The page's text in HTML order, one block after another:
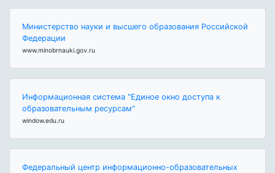
Министерство науки и высшего образования Российской
Федерации
www.minobrnauki.gov.ru
Информационная система "Единое окно доступа к
образовательным ресурсам"
window.edu.ru
Федеральный центр информационно-образовательных